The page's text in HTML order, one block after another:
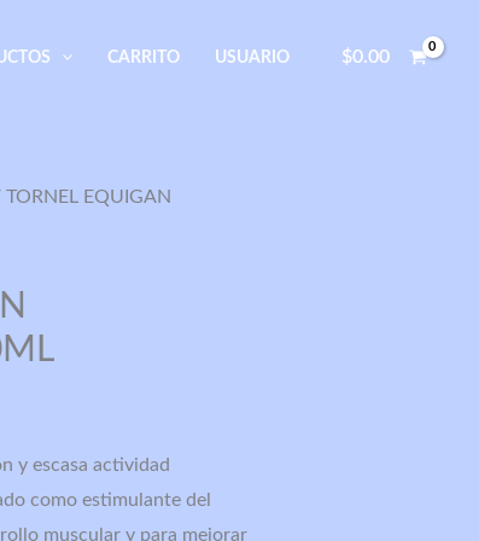
CARRITO USUARIO $0.00
TORNEL EQUIGAN
y escasa actividad
como estimulante del
muscular y para mejorar